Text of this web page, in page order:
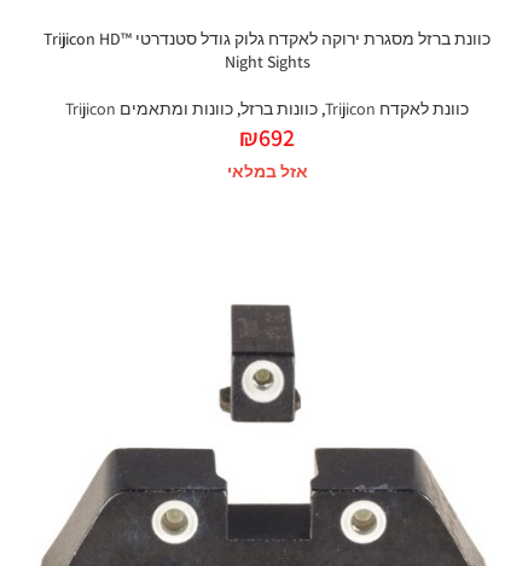
כוונת ברזל מסגרת ירוקה לאקדח גלוק גודל סטנדרטי Trijicon HD™
Night Sights
כוונת לאקדח Trijicon , כוונות ברזל, כוונות ומתאמים Trijicon
₪692
אזל במלאי